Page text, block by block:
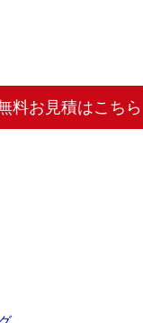
料お見積はこちら